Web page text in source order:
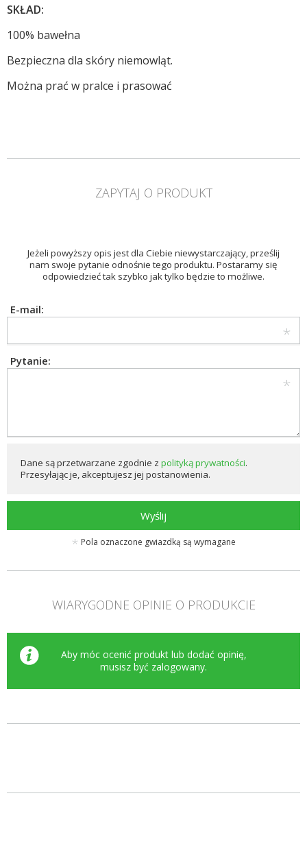
SKŁAD:
100% bawełna
Bezpieczna dla skóry niemowląt.
Można prać w pralce i prasować
ZAPYTAJ O PRODUKT
Jeżeli powyższy opis jest dla Ciebie niewystarczający, prześlij
nam swoje pytanie odnośnie tego produktu. Postaramy się
odpowiedzieć tak szybko jak tylko będzie to możliwe.
E-mail:
Pytanie:
Dane są przetwarzane zgodnie z polityką prywatności.
Przesyłając je, akceptujesz jej postanowienia.
Wyślij
Pola oznaczone gwiazdką są wymagane
WIARYGODNE OPINIE O PRODUKCIE
Aby móc ocenić produkt lub dodać opinię,
musisz być zalogowany.